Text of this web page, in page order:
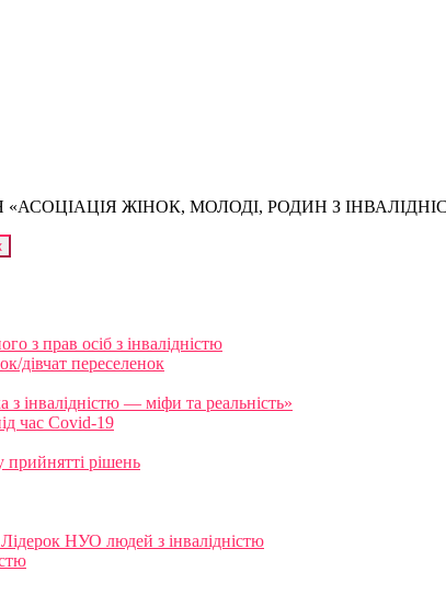
ЖІНОК, МОЛОДІ, РОДИН З
з прав осіб з інвалідністю
дівчат переселенок
інвалідністю — міфи та реальність»
час Covid-19
прийнятті рішень
НУО людей з інвалідністю